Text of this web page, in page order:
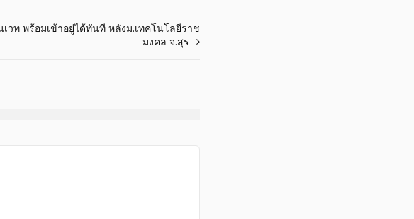
วท พร้อมเข้าอยู่ได้ทันที หลังม.เทคโนโลยีราช
มงคล จ.สุร